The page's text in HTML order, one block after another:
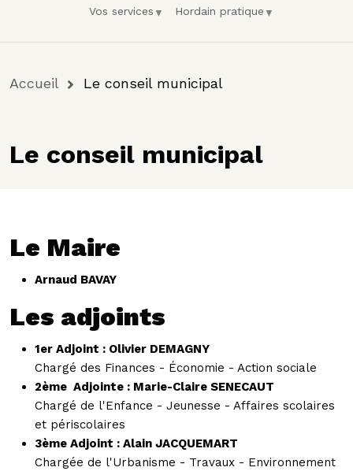
Vos services Hordain pratique
Fil d'Ariane
Accueil Le conseil municipal
Le conseil municipal
Le Maire
Arnaud BAVAY
Les adjoints
1er Adjoint : Olivier DEMAGNY
Chargé des Finances - Économie - Action sociale
2ème Adjointe : Marie-Claire SENECAUT
Chargé de l'Enfance - Jeunesse - Affaires scolaires
et périscolaires
3ème Adjoint : Alain JACQUEMART
Chargée de l'Urbanisme - Travaux - Environnement